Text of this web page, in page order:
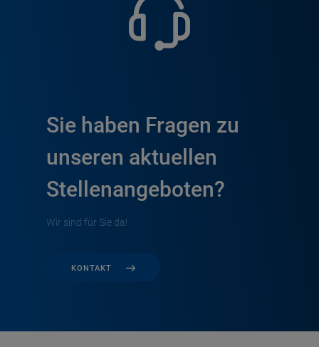
Sie haben Fragen zu
unseren aktuellen
Stellenangeboten?
Wir sind für Sie da!
KONTAKT